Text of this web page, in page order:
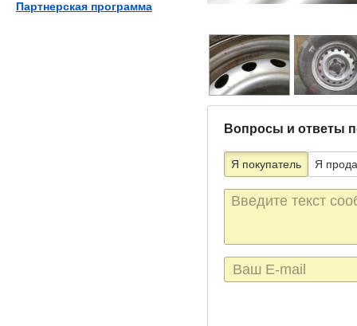
Вопросы и ответы
Я покупатель Я
Текст
сообщения
E-
mail
Партнерская программа